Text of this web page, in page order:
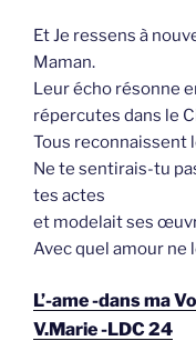
Et Je ressens à
Maman.
Leur écho résonne
répercutes dans le
Tous reconnaissent
Ne te sentirais-tu
tes actes
et modelait ses
Avec quel amour ne
L’-ame -dans ma
V.Marie -LDC 24